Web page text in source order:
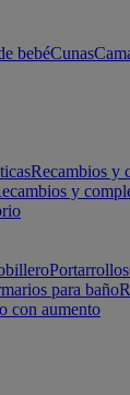
bebéCunas
Recambios y
y
Portarrollos
para baño
con aumento